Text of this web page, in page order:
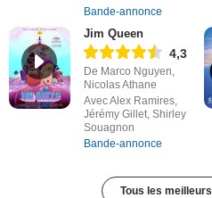
Bande-annonce
Jim Queen
4,3
De Marco Nguyen,
Nicolas Athane
Avec Alex Ramires,
Jérémy Gillet, Shirley
Souagnon
Bande-annonce
Tous les